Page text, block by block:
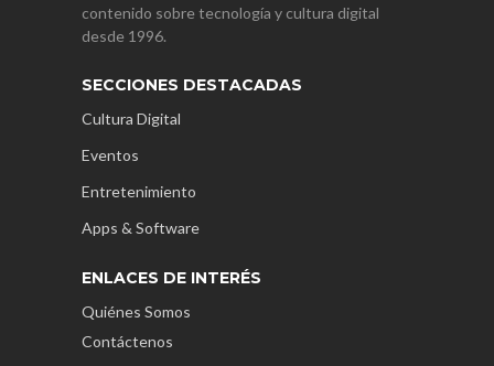
contenido sobre tecnología y cultura digital
desde 1996.
SECCIONES DESTACADAS
Cultura Digital
Eventos
Entretenimiento
Apps & Software
ENLACES DE INTERÉS
Quiénes Somos
Contáctenos